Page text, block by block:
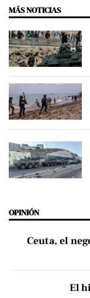
MÁS NOTICIAS
OPINIÓN
Ceuta, el
El